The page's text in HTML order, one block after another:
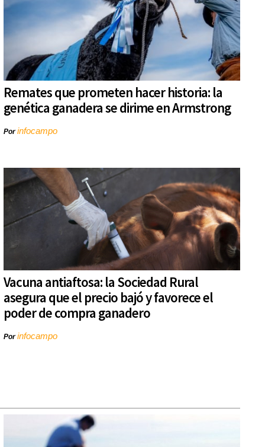
Remates que prometen hacer historia: la
genética ganadera se dirime en Armstrong
Porinfocampo
Vacuna antiaftosa: la Sociedad Rural
asegura que el precio bajó y favorece el
poder de compra ganadero
Porinfocampo